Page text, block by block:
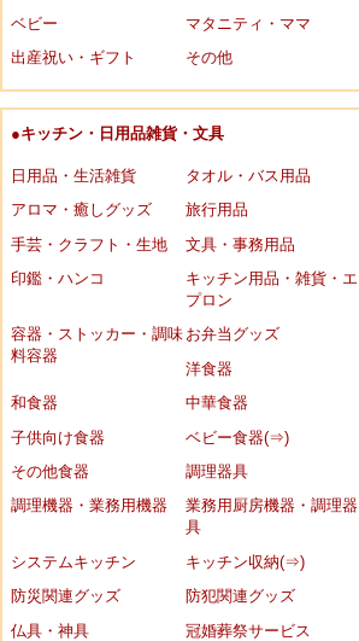
ベビー
マタニティ・ママ
出産祝い・ギフト
その他
●キッチン・日用品雑貨・文具
日用品・生活雑貨
タオル・バス用品
アロマ・癒しグッズ
旅行用品
手芸・クラフト・生地
文具・事務用品
印鑑・ハンコ
キッチン用品・雑貨・エ
プロン
容器・ストッカー・調味
料容器
お弁当グッズ
洋食器
和食器
中華食器
子供向け食器
ベビー食器(⇒)
その他食器
調理器具
調理機器・業務用機器
業務用厨房機器・調理器
具
システムキッチン
キッチン収納(⇒)
防災関連グッズ
防犯関連グッズ
仏具・神具
冠婚葬祭サービス